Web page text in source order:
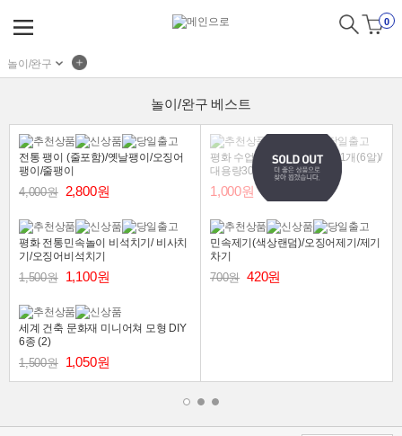
0
놀이/완구
놀이/완구 베스트
전통 팽이 (줄포함)/옛날팽이/오징어
팽이/줄팽이
4,000원 2,800원
평화 수업용 1000 색동공기 1개(6알)/
대용량300알/오징어공기
1,000원
평화 전통민속놀이 비석치기/ 비사치
기/오징어비석치기
1,500원 1,100원
민속제기(색상랜덤)/오징어제기/제기
차기
700원 420원
세계 건축 문화재 미니어쳐 모형 DIY
6종 (2)
1,500원 1,050원